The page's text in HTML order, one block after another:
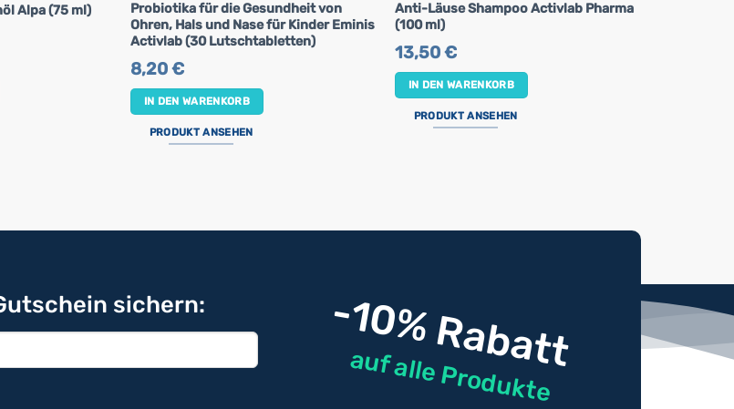
Alpa (75 ml)
Probiotika für die Gesundheit von
Ohren, Hals und Nase für Kinder Eminis
Activlab (30 Lutschtabletten)
8,20€
IN DEN WARENKORB
PRODUKT ANSEHEN
Anti-Läuse Shampoo Activlab Pharma
(100 ml)
13,50€
IN DEN WARENKORB
PRODUKT ANSEHEN
sichern: -10% Rabatt
auf alle Produkte